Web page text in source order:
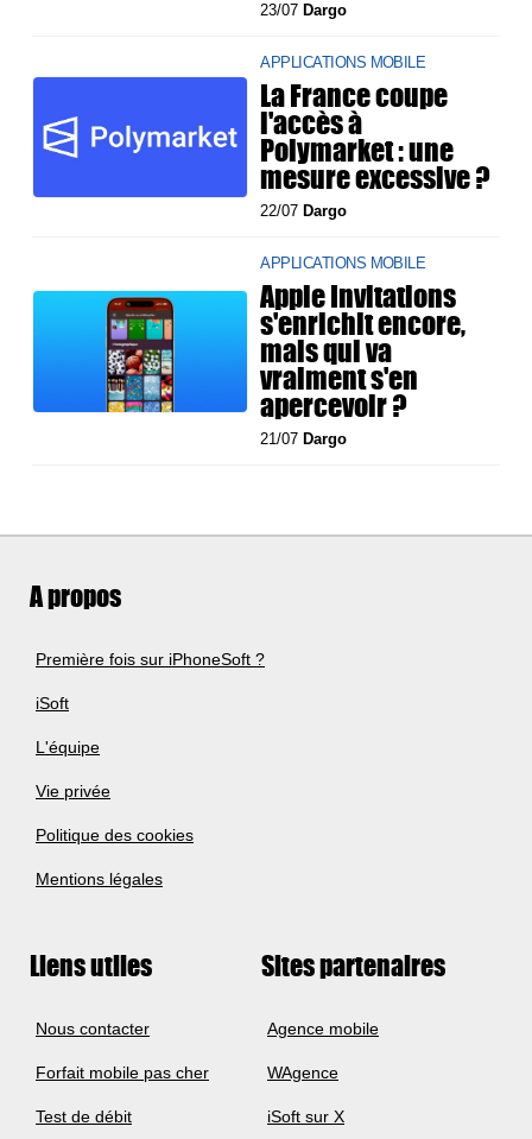
23/07 Dargo
APPLICATIONS MOBILE
La France coupe
l'accès à
Polymarket : une
mesure excessive ?
22/07 Dargo
APPLICATIONS MOBILE
Apple Invitations
s'enrichit encore,
mais qui va
vraiment s'en
apercevoir ?
21/07 Dargo
A propos
Première fois sur iPhoneSoft ?
iSoft
L'équipe
Vie privée
Politique des cookies
Mentions légales
Liens utiles
Nous contacter
Forfait mobile pas cher
Test de débit
Sites partenaires
Agence mobile
WAgence
iSoft sur X